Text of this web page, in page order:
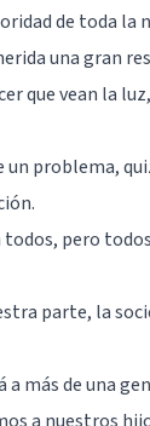
de toda la
una gran
que vean la
un problema,
pero
parte, la
más de una